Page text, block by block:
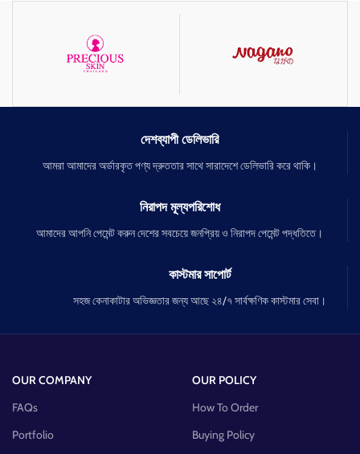
দেশব্যাপী ডেলিভারি
আমরা আমাদের অর্ডারকৃত পণ্য দ্রুততার সাথে সারাদেশে ডেলিভারি করে থাকি।
নিরাপদ মূল্যপরিশোধ
আমাদের আপনি পেমেন্ট করুন দেশের সবচেয়ে জনপ্রিয় ও নিরাপদ পেমেন্ট পদ্ধতিতে।
কাস্টমার সাপোর্ট
সহজ কেনাকাটার অভিজ্ঞতার জন্য আছে ২৪/৭ সার্বক্ষণিক কাস্টমার সেবা।
OUR COMPANY
FAQs
Portfolio
OUR POLICY
How To Order
Buying Policy